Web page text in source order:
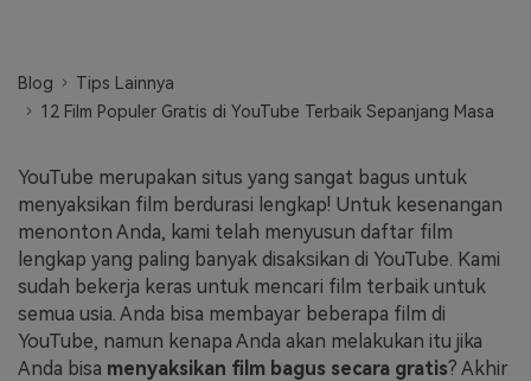
FAQs Hubungi Kami
Tips & Tutorial AI
Postingan Terbaru
Jelajahi Lebih Banyak >>
Blog
Tips Lainnya
12 Film Populer Gratis di YouTube Terbaik Sepanjang Masa
YouTube merupakan situs yang sangat bagus untuk
menyaksikan film berdurasi lengkap! Untuk kesenangan
menonton Anda, kami telah menyusun daftar film
lengkap yang paling banyak disaksikan di YouTube. Kami
sudah bekerja keras untuk mencari film terbaik untuk
semua usia. Anda bisa membayar beberapa film di
YouTube, namun kenapa Anda akan melakukan itu jika
Anda bisa menyaksikan film bagus secara gratis? Akhir